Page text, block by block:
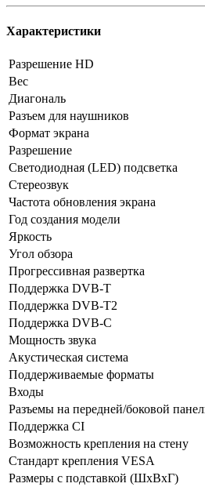
Характеристики
Разрешение HD
Вес
Диагональ
Разъем для наушников
Формат экрана
Разрешение
Светодиодная (LED) подсветка
Стереозвук
Частота обновления экрана
Год создания модели
Яркость
Угол обзора
Прогрессивная развертка
Поддержка DVB-T
Поддержка DVB-T2
Поддержка DVB-C
Мощность звука
Акустическая система
Поддерживаемые форматы
Входы
Разъемы на передней/боковой
Поддержка CI
Возможность крепления на стену
Стандарт крепления VESA
Размеры с подставкой (ШxВxГ)